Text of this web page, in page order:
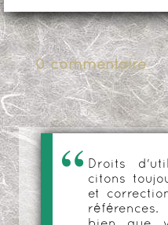
0 commentaire
Droits
citons
et
références.